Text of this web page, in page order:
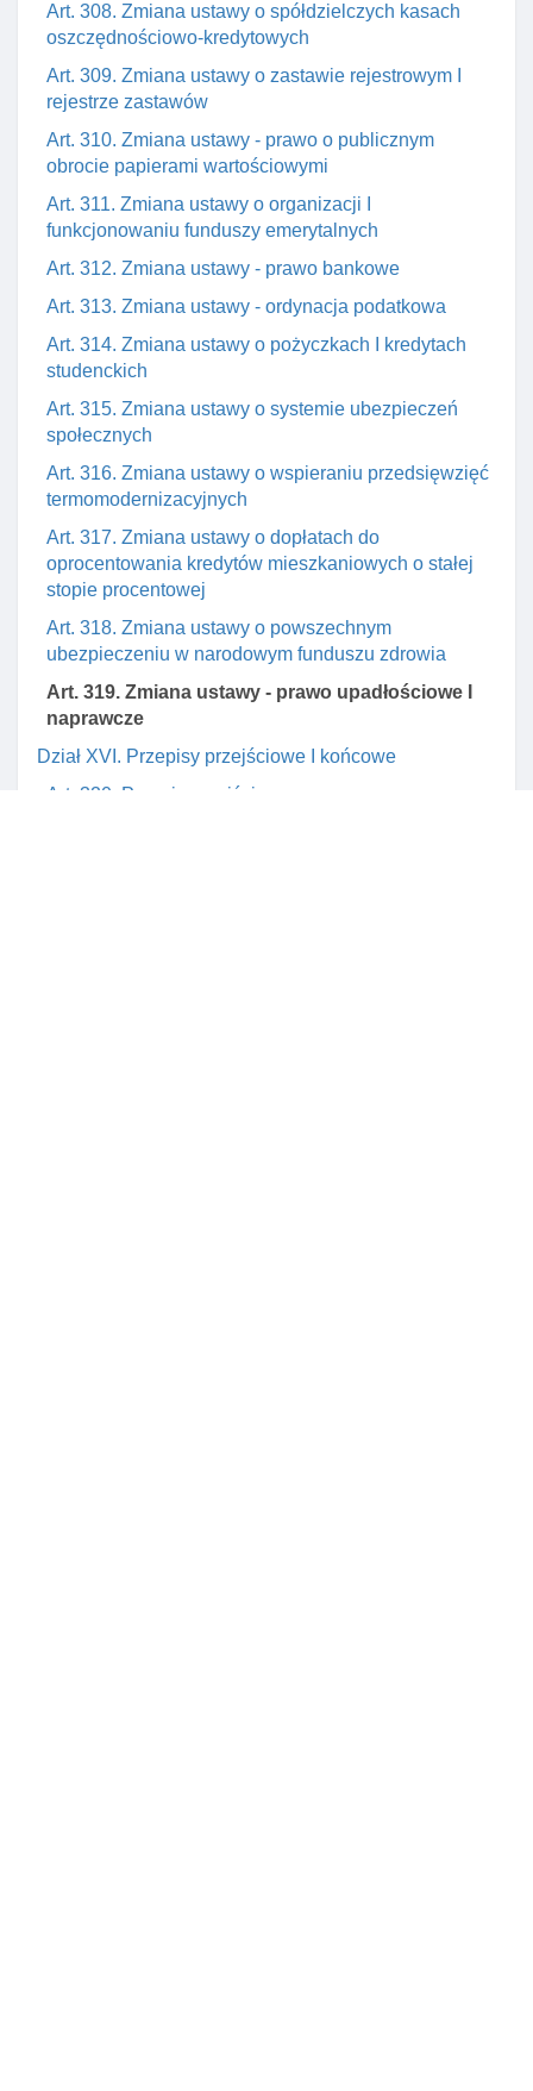
Art. 308. Zmiana ustawy o spółdzielczych kasach
oszczędnościowo-kredytowych
Art. 309. Zmiana ustawy o zastawie rejestrowym I
rejestrze zastawów
Art. 310. Zmiana ustawy - prawo o publicznym
obrocie papierami wartościowymi
Art. 311. Zmiana ustawy o organizacji I
funkcjonowaniu funduszy emerytalnych
Art. 312. Zmiana ustawy - prawo bankowe
Art. 313. Zmiana ustawy - ordynacja podatkowa
Art. 314. Zmiana ustawy o pożyczkach I kredytach
studenckich
Art. 315. Zmiana ustawy o systemie ubezpieczeń
społecznych
Art. 316. Zmiana ustawy o wspieraniu przedsięwzięć
termomodernizacyjnych
Art. 317. Zmiana ustawy o dopłatach do
oprocentowania kredytów mieszkaniowych o stałej
stopie procentowej
Art. 318. Zmiana ustawy o powszechnym
ubezpieczeniu w narodowym funduszu zdrowia
Art. 319. Zmiana ustawy - prawo upadłościowe I
naprawcze
Dział XVI. Przepisy przejściowe I końcowe
Art. 320. Przepis przejściowy